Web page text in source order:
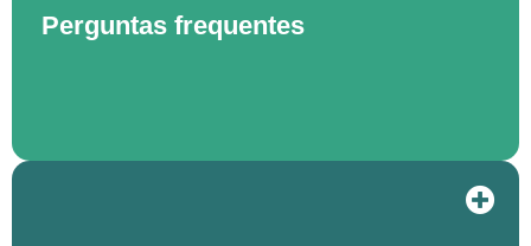
Perguntas frequentes